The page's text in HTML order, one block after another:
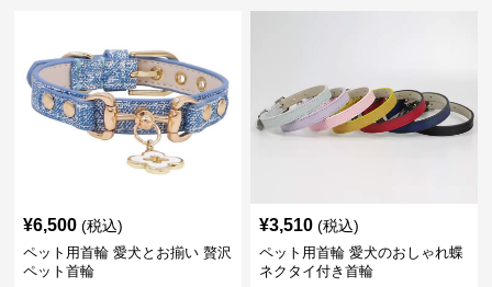
¥6,500 (税込)
ペット用首輪 愛犬とお揃い 贅沢
ペット首輪
¥3,510 (税込)
ペット用首輪 愛犬のおしゃれ蝶
ネクタイ付き首輪